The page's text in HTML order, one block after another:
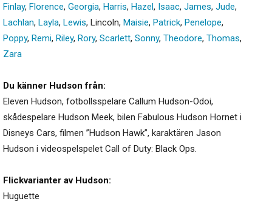
Finlay, Florence, Georgia, Harris, Hazel, Isaac, James, Jude,
Lachlan, Layla, Lewis, Lincoln, Maisie, Patrick, Penelope,
Poppy, Remi, Riley, Rory, Scarlett, Sonny, Theodore, Thomas,
Zara
Du känner Hudson från:
Eleven Hudson, fotbollsspelare Callum Hudson-Odoi,
skådespelare Hudson Meek, bilen Fabulous Hudson Hornet i
Disneys Cars, filmen ”Hudson Hawk”, karaktären Jason
Hudson i videospelspelet Call of Duty: Black Ops.
Flickvarianter av Hudson:
Huguette